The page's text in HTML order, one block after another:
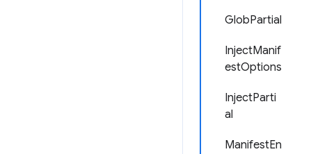
GlobPartial
InjectManif
estOptions
InjectParti
al
ManifestEn